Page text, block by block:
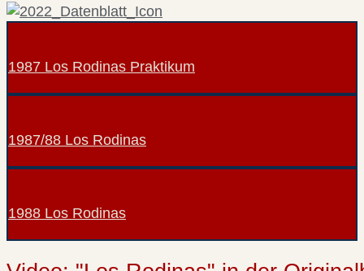
1987 Los Rodinas Praktikum
1987/88 Los Rodinas
1988 Los Rodinas